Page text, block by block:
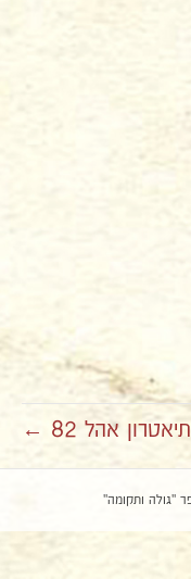
תיאטרון אהל 82 ←